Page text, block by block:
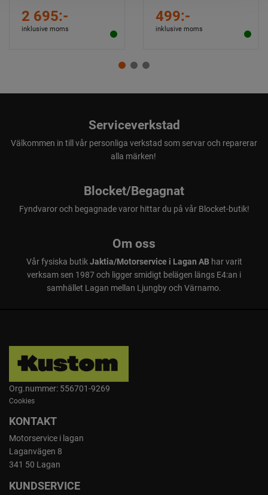
2 695:-
inklusive moms
499:-
inklusive moms
Serviceverkstad
Välkommen in till vår personliga verkstad som servar och reparerar
alla märken!
Blocket/Begagnat
Fyndvaror och begagnade varor hittar du på vår Blocket-butik!
Om oss
Vår fysiska butikJaktia/Motorservice i Lagan ABhar varit
verksam sen 1987 och ligger smidigt belägen längs E4:an i
samhället Lagan mellan Ljungby och Värnamo.
Org.nummer: 556701-9269
Cookies
KONTAKT
Motorservice i lagan
Laganvägen 8
341 50 Lagan
KUNDSERVICE